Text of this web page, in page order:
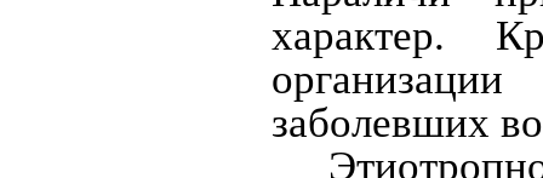
характер.
заболевших